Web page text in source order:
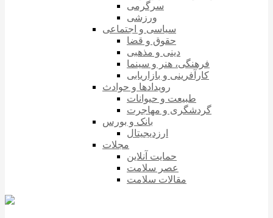
سرگرمی
ورزشی
سیاسی و اجتماعی
حقوق و قضا
دینی و مذهبی
فرهنگی، هنر و سینما
کارآفرینی و بازاریابی
رویدادها و حوادث
طبیعت و حیوانات
گردشگری و مهاجرت
بانک و بورس
ارزدیجیتال
مجلات
حمایت آنلاین
عصر سلامت
مقالات سلامت